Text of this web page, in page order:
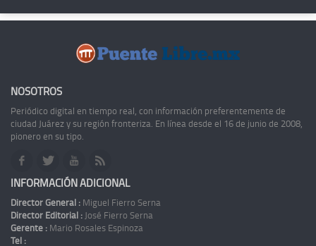
NOSOTROS
Periódico digital en tiempo real, con información preferentemente de
ciudad Juárez y su región fronteriza. En línea desde el 16 de junio de 2008,
pionero en su tipo.
INFORMACIÓN ADICIONAL
Director General : Miguel Fierro Serna
Director Editorial : José Fierro Serna
Gerente : Mario Rosales Espinoza
Tel :